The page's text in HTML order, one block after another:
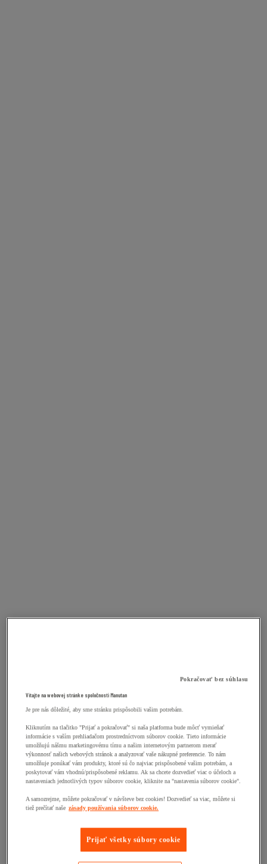
Pokračovať bez súhlasu
Vitajte na webovej stránke spoločnosti Manutan
Je pre nás dôležité, aby sme stránku prispôsobili vašim potrebám.
Kliknutím na tlačitko "Prijať a pokračovať" si naša platforma bude môcť vymieňať
informácie s vaším prehliadačom prostredníctvom súborov cookie. Tieto informácie
umožňujú nášmu marketingovému tímu a našim internetovým partnerom merať
výkonnosť našich webových stránok a analyzovať vaše nákupné preferencie. To nám
umožňuje ponúkať vám produkty, ktoré sú čo najviac prispôsobené vašim potrebám, a
poskytovať vám vhodnú/prispôsobené reklamu. Ak sa chcete dozvedieť viac o účeloch a
nastaveniach jednotlivých typov súborov cookie, kliknite na "nastavenia súborov cookie".
A samozrejme, môžete pokračovať v návšteve bez cookies! Dozvedieť sa viac, môžete si
tiež prečítať naše zásady používania súborov cookie.
Prijať všetky súbory cookie